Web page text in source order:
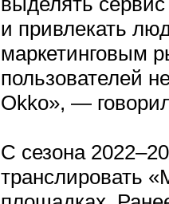
и привлекать
маркетинговым
пользователей
Okko», —
С сезона
транслировать